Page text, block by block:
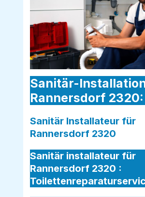
Sanitär-
Rannersdorf 2320:
Sanitär Installateur für
Rannersdorf 2320
Sanitär installateur für
Rannersdorf 2320 :